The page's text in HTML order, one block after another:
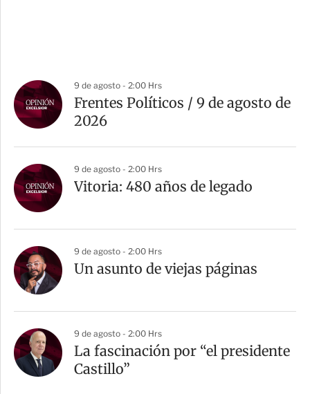
9 de agosto - 2:00 Hrs
Frentes Políticos / 9 de agosto de
2026
9 de agosto - 2:00 Hrs
Vitoria: 480 años de legado
9 de agosto - 2:00 Hrs
Un asunto de viejas páginas
9 de agosto - 2:00 Hrs
La fascinación por “el presidente
Castillo”